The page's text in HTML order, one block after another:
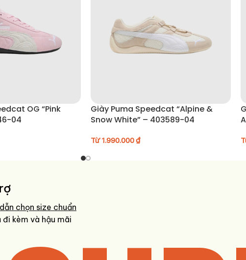
OG “Pink
04
Giày Puma Speedcat “Alpine &
Snow White” – 403589-04
Từ1.990.000₫
chọn size chuẩn
đi kèm và hậu mãi